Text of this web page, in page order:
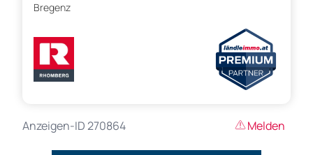
Bregenz
Anzeigen-ID 270864 Melden